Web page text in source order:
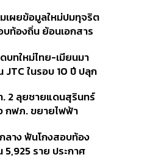
รัฐฯ-ญี่ปุ่น Standard
เปิดเป้าสิ้นปีนี้
ดอลลาร์
เผยข้อมูลใหม่ปมทุจริต
บท้องถิ่น ย้อนเอกสาร
ทิน จ่อสอบต่อเอี่ยว
ตอน ม.บูรพา หรือไม่
บทใหม่ไทย-เมียนมา
JTC ในรอบ 10 ปี ปลุก
ยแดน ท่าเรือน้ำลึก
าย
. 2 ลุยชายแดนสุรินทร์
กฟภ. ขยายไฟฟ้า
เสริมความมั่นคง
ยแดน
ลาง ฟันโกงสอบท้อง
5,925 ราย ประกาศ